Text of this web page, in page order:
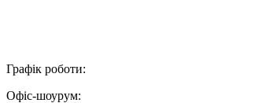
Графік роботи:
Офіс-шоурум: